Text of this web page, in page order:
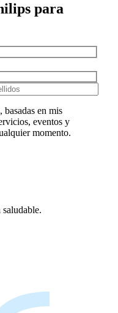
para
en mis
eventos y
momento.